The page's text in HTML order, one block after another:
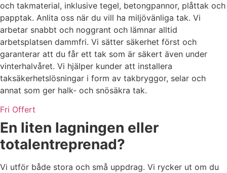
och takmaterial, inklusive tegel, betongpannor, plåttak och
papptak. Anlita oss när du vill ha miljövänliga tak. Vi
arbetar snabbt och noggrant och lämnar alltid
arbetsplatsen dammfri. Vi sätter säkerhet först och
garanterar att du får ett tak som är säkert även under
vinterhalvåret. Vi hjälper kunder att installera
taksäkerhetslösningar i form av takbryggor, selar och
annat som ger halk- och snösäkra tak.
Fri Offert
En liten lagningen eller
totalentreprenad?
Vi utför både stora och små uppdrag. Vi rycker ut om du